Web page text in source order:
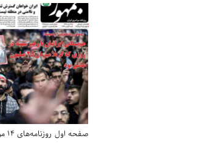
صفحه اول روزنامه‌های 14 مرداد 1405